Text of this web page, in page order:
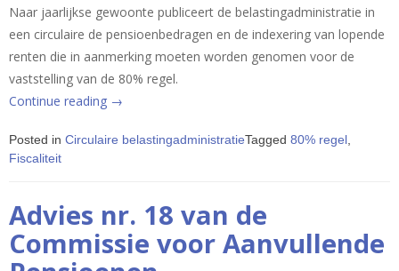
Naar jaarlijkse gewoonte publiceert de belastingadministratie in
een circulaire de pensioenbedragen en de indexering van lopende
renten die in aanmerking moeten worden genomen voor de
vaststelling van de 80% regel.
Continue reading « Bedragen
toepassing
inzake
80%
→
Posted in Circulaire belastingadministratieTagged 80% regel
Fiscaliteit
Advies nr. 18 van de
Commissie voor Aanvullende